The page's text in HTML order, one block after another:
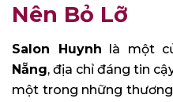
Nên Bỏ Lỡ
Salon Huynh là một
Nẵng, địa chỉ đáng tin
một trong những